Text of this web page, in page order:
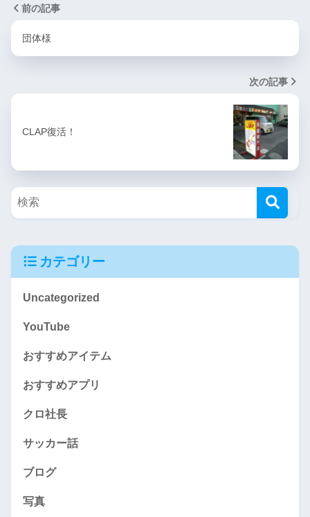
前の記事
団体様
次の記事
CLAP復活！
カテゴリー
Uncategorized
YouTube
おすすめアイテム
おすすめアプリ
クロ社長
サッカー話
ブログ
写真